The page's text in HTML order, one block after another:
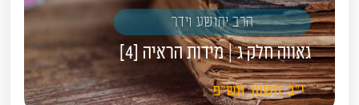
הרב יהושע וידר
גאווה חלק ג | מידות הראיה [4]
י"ב חשוון תש"פ